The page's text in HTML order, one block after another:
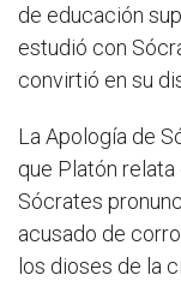
de educación
estudió con
convirtió en su
La Apología de
que Platón
Sócrates
acusado de
los dioses de la